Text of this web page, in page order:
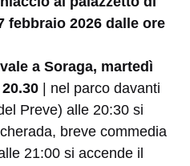
febbraio 2026 dalle ore
a Soraga, martedì
| nel parco davanti
Preve) alle 20:30 si
breve commedia
21:00 si accende il